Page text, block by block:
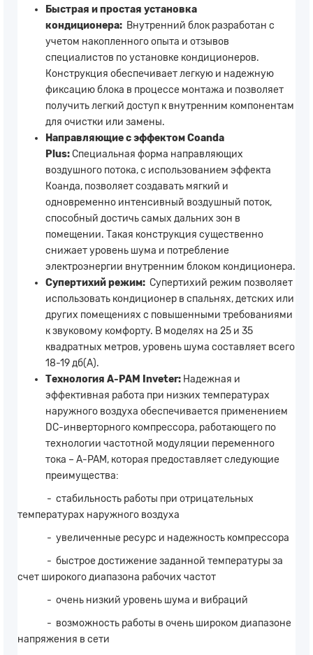
Быстрая и простая установка
кондиционера: Внутренний блок разработан с
учетом накопленного опыта и отзывов
специалистов по установке кондиционеров.
Конструкция обеспечивает легкую и надежную
фиксацию блока в процессе монтажа и позволяет
получить легкий доступ к внутренним компонентам
для очистки или замены.
Направляющие с эффектом Coanda
Plus:Специальная форма направляющих
воздушного потока, с использованием эффекта
Коанда, позволяет создавать мягкий и
одновременно интенсивный воздушный поток,
способный достичь самых дальних зон в
помещении. Такая конструкция существенно
снижает уровень шума и потребление
электроэнергии внутренним блоком кондиционера.
Супертихий режим: Супертихий режим позволяет
использовать кондиционер в спальнях, детских или
других помещениях с повышенными требованиями
к звуковому комфорту. В моделях на 25 и 35
квадратных метров, уровень шума составляет всего
18-19 дб(А).
Технология A-PAM Inveter: Надежная и
эффективная работа при низких температурах
наружного воздуха обеспечивается применением
DC-инверторного компрессора, работающего по
технологии частотной модуляции переменного
тока – A-PAM, которая предоставляет следующие
преимущества:
- стабильность работы при отрицательных
температурах наружного воздуха
- увеличенные ресурс и надежность компрессора
- быстрое достижение заданной температуры за
счет широкого диапазона рабочих частот
- очень низкий уровень шума и вибраций
- возможность работы в очень широком диапазоне
напряжения в сети